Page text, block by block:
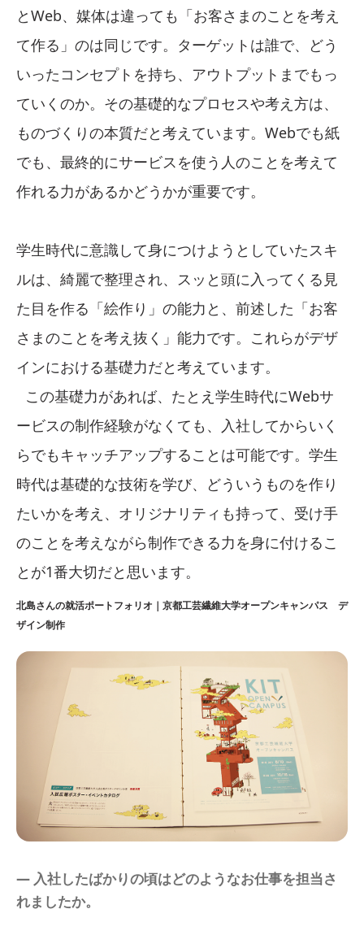
とWeb、媒体は違っても「お客さまのことを考え
て作る」のは同じです。ターゲットは誰で、どう
いったコンセプトを持ち、アウトプットまでもっ
ていくのか。その基礎的なプロセスや考え方は、
ものづくりの本質だと考えています。Webでも紙
でも、最終的にサービスを使う人のことを考えて
作れる力があるかどうかが重要です。
学生時代に意識して身につけようとしていたスキ
ルは、綺麗で整理され、スッと頭に入ってくる見
た目を作る「絵作り」の能力と、前述した「お客
さまのことを考え抜く」能力です。これらがデザ
インにおける基礎力だと考えています。
この基礎力があれば、たとえ学生時代にWebサ
ービスの制作経験がなくても、入社してからいく
らでもキャッチアップすることは可能です。学生
時代は基礎的な技術を学び、どういうものを作り
たいかを考え、オリジナリティも持って、受け手
のことを考えながら制作できる力を身に付けるこ
とが1番大切だと思います。
北島さんの就活ポートフォリオ｜京都工芸繊維大学オープンキャンパス デ
ザイン制作
― 入社したばかりの頃はどのようなお仕事を担当さ
れましたか。